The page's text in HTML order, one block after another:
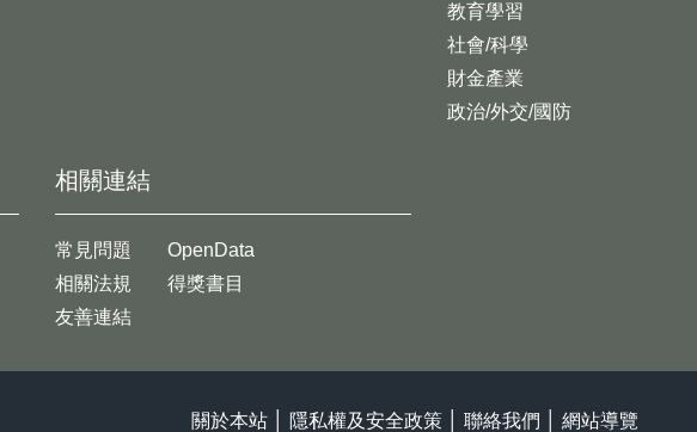
教育學習
社會/科學
財金產業
政治/外交/國防
相關連結
常見問題
相關法規
友善連結
OpenData
得獎書目
關於本站 隱私權及安全政策 聯絡我們 網站導覽